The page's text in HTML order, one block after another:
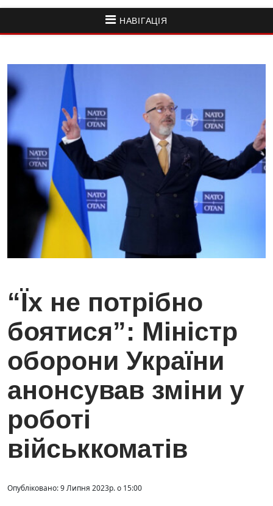
НАВІГАЦІЯ
“Їх не потрібно
боятися”: Міністр
оборони України
анонсував зміни у
роботі
військкоматів
Опубліковано: 9 Липня 2023р. о 15:00